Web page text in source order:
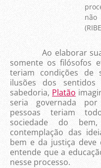
não
Ao elaborar sua
somente os filósofos
teriam condições de
ilusões dos
sabedoria, Platão
seria governada
pessoas teriam
sociedade do
contemplação das
bem e da justiça deve
entende que a
nesse processo.